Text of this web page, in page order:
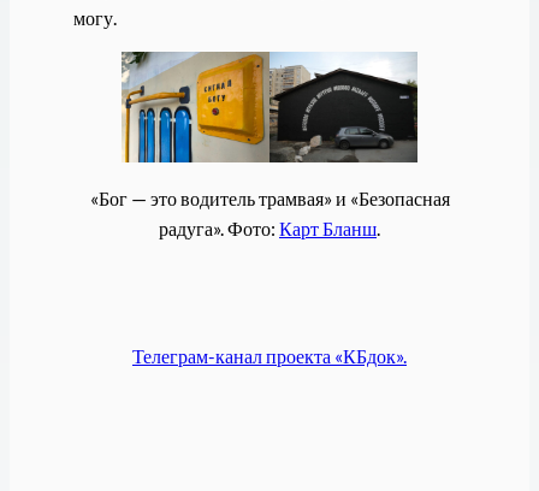
могу.
«Бог — это водитель трамвая» и «Безопасная
радуга». Фото: Карт Бланш
Телеграм-канал проекта «КБдок».